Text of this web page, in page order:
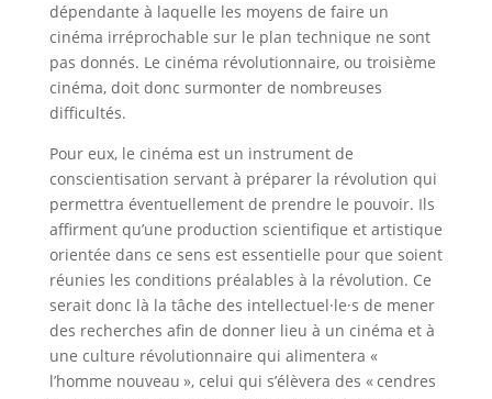
dépendante à laquelle les moyens de faire un
cinéma irréprochable sur le plan technique ne sont
pas donnés. Le cinéma révolutionnaire, ou troisième
cinéma, doit donc surmonter de nombreuses
difficultés.
Pour eux, le cinéma est un instrument de
conscientisation servant à préparer la révolution qui
permettra éventuellement de prendre le pouvoir. Ils
affirment qu’une production scientifique et artistique
orientée dans ce sens est essentielle pour que soient
réunies les conditions préalables à la révolution. Ce
serait donc là la tâche des intellectuel·le·s de mener
des recherches afin de donner lieu à un cinéma et à
une culture révolutionnaire qui alimentera «
l’homme nouveau », celui qui s’élèvera des « cendres